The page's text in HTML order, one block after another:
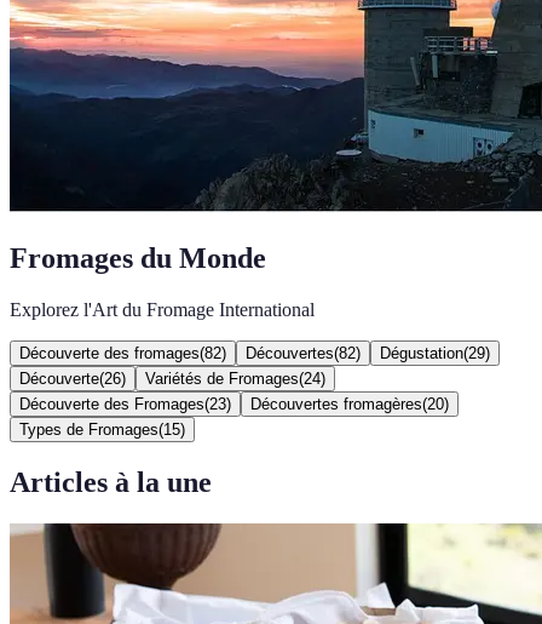
Fromages du Monde
Explorez l'Art du Fromage International
Découverte des fromages(82) Découvertes(82) Dégustation(29)
Découverte(26) Variétés de Fromages(24)
Découverte des Fromages(23) Découvertes fromagères(20)
Types de Fromages(15)
Articles à la une